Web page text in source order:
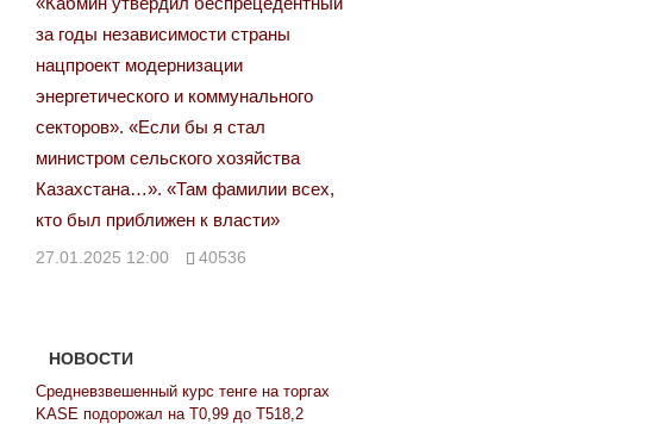
за годы независимости страны
нацпроект модернизации
энергетического и коммунального
секторов». «Если бы я стал
министром сельского хозяйства
Казахстана…». «Там фамилии всех,
кто был приближен к власти»
27.01.2025 12:00 40536
НОВОСТИ
Средневзвешенный курс тенге на торгах
KASE подорожал на Т0,99 до Т518,2